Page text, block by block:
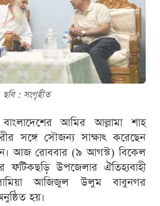
ছবি : সংগৃহীত
আমির আল্লামা শাহ
সঙ্গে সৌজন্য সাক্ষাৎ করেছেন
আজ রোববার (৯ আগস্ট) বিকেল
ফটিকছড়ি উপজেলার ঐতিহ্যবাহী
আজিজুল উলুম বাবুনগর
হয়।